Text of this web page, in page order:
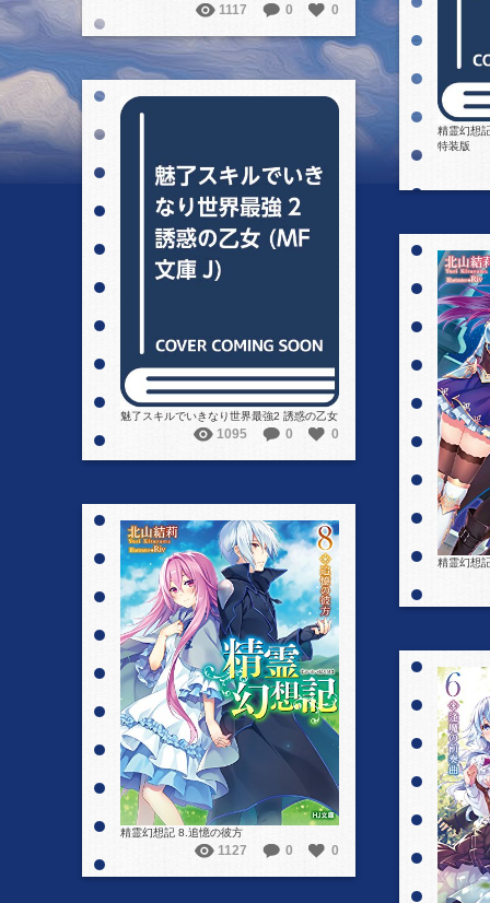
1117 0 0
精霊幻想
特装版
詳細を見る
魅了スキルでいきなり世界最強2 誘惑の乙女
1095 0 0
精霊幻想
詳細を見る
精霊幻想記 8.追憶の彼方
1127 0 0